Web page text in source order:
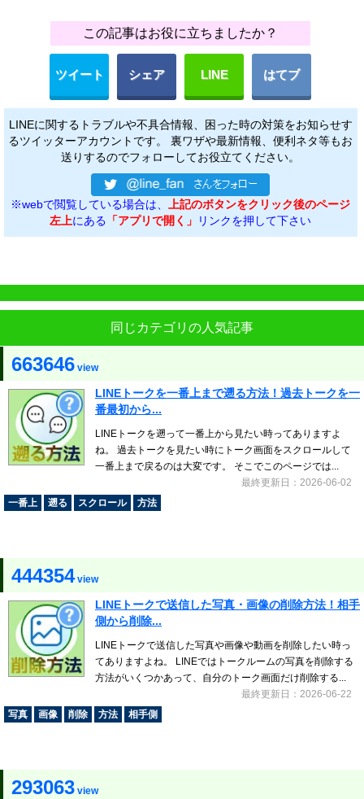
この記事はお役に立ちましたか？
ツイート シェア LINE はてブ
LINEに関するトラブルや不具合情報、困った時の対策をお知らせす
るツイッターアカウントです。 裏ワザや最新情報、便利ネタ等もお
送りするのでフォローしてお役立てください。
※webで閲覧している場合は、
上記のボタンをクリック後のページ
左上にある 「アプリで開く」 リンクを押して下さい
同じカテゴリの人気記事
663646 view
LINEトークを一番上まで遡る方法！過去トークを一
番最初から...
LINEトークを遡って一番上から見たい時ってありますよ
ね。 過去トークを見たい時にトーク画面をスクロールして
一番上まで戻るのは大変です。 そこでこのページでは...
最終更新日：2026-06-02
一番上
遡る スクロール 方法
444354view
LINEトークで送信した写真・画像の削除方法！相手
側から削除...
LINEトークで送信した写真や画像や動画を削除したい時っ
てありますよね。 LINEではトークルームの写真を削除する
方法がいくつかあって、自分のトーク画面だけ削除する...
最終更新日：2026-06-22
写真
画像 削除 方法 相手側
293063 view